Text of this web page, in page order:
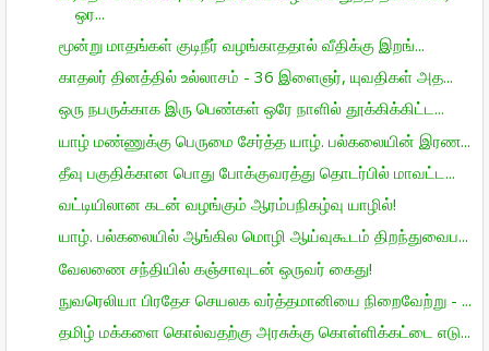
ஒர...
மூன்று மாதங்கள் குடிநீர் வழங்காததால் வீதிக்கு இறங்...
காதலர் தினத்தில் உல்லாசம் - 36 இளைஞர், யுவதிகள் அத...
ஒரு நபருக்காக இரு பெண்கள் ஒரே நாளில் தூக்கிக்கிட்ட...
யாழ் மண்ணுக்கு பெருமை சேர்த்த யாழ். பல்கலையின் இரண...
தீவு பகுதிக்கான பொது போக்குவரத்து தொடர்பில் மாவட்ட...
வட்டியிலான கடன் வழங்கும் ஆரம்பநிகழ்வு யாழில்!
யாழ். பல்கலையில் ஆங்கில மொழி ஆய்வுகூடம் திறந்துவைப...
வேலணை சந்தியில் கஞ்சாவுடன் ஒருவர் கைது!
நுவரெலியா பிரதேச செயலக வர்த்தமானியை நிறைவேற்று - ...
தமிழ் மக்களை கொல்வதற்கு அரசுக்கு கொள்ளிக்கட்டை எடு...